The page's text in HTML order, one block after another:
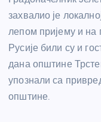
захвалио је
лепом пријему и на
Русије били су и
дана општине
упознали са
општине.